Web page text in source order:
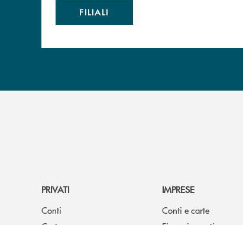
FILIALI
PRIVATI
Conti
IMPRESE
Conti e carte